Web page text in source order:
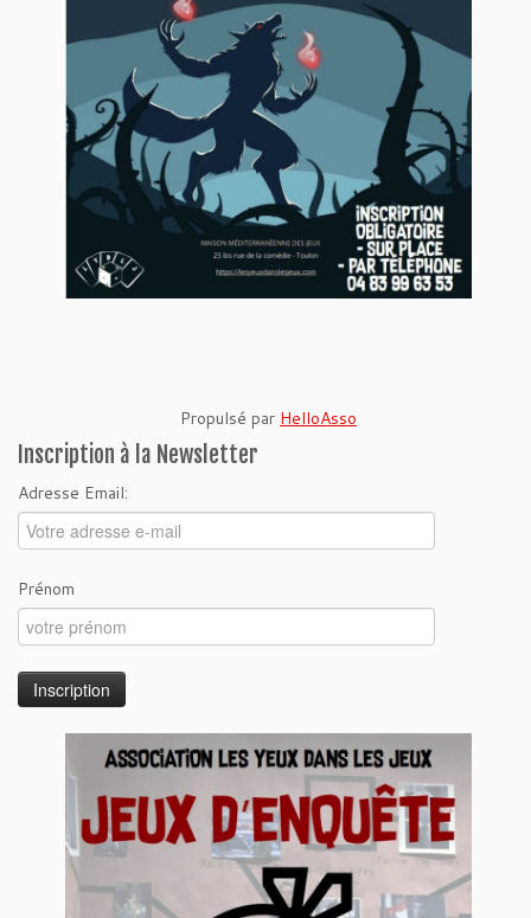
Propulsé par HelloAsso
Inscription à la Newsletter
Adresse Email:
Prénom